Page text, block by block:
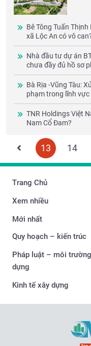
Bê Tông Tuấn
xã Lộc An có vô
Nhà đầu tư dự án
chưa đầy đủ hồ sơ
Bà Rịa -Vũng Tàu:
phạm trong lĩnh
TNR Holdings Việt
Nam Cổ Đam?
13 14
Trang Chủ
Xem nhiều
Mới nhất
Quy hoạch – kiến trúc
Pháp luật – môi
dựng
Kinh tế xây dựng